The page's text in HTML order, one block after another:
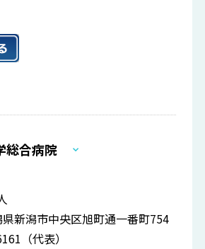
総合病院
新潟市中央区旭町通一番町754
（代表）